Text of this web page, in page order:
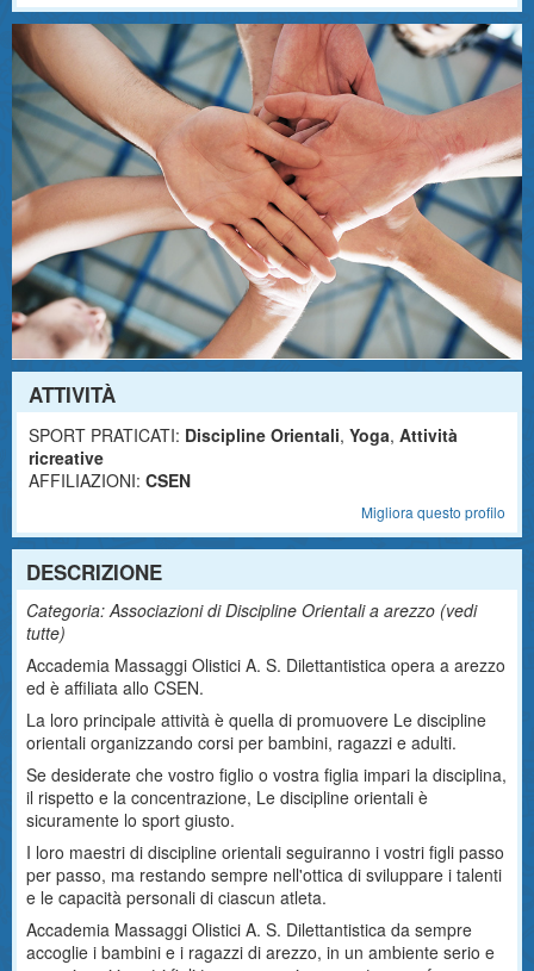
ATTIVITÀ
SPORT PRATICATI: Discipline Orientali, Yoga, Attività
ricreative
AFFILIAZIONI: CSEN
Migliora questo profilo
DESCRIZIONE
Categoria: Associazioni di Discipline Orientali a arezzo (vedi
tutte)
Accademia Massaggi Olistici A. S. Dilettantistica opera a arezzo
ed è affiliata allo CSEN.
La loro principale attività è quella di promuovere Le discipline
orientali organizzando corsi per bambini, ragazzi e adulti.
Se desiderate che vostro figlio o vostra figlia impari la disciplina,
il rispetto e la concentrazione, Le discipline orientali è
sicuramente lo sport giusto.
I loro maestri di discipline orientali seguiranno i vostri figli passo
per passo, ma restando sempre nell'ottica di sviluppare i talenti
e le capacità personali di ciascun atleta.
Accademia Massaggi Olistici A. S. Dilettantistica da sempre
accoglie i bambini e i ragazzi di arezzo, in un ambiente serio e